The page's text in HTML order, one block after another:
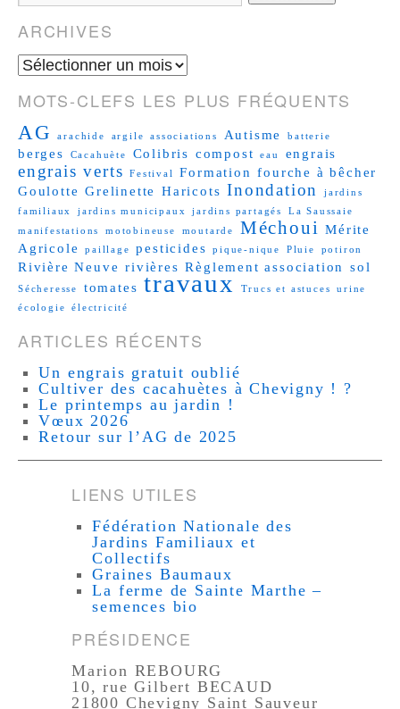
ARCHIVES
MOTS-CLEFS LES PLUS FRÉQUENTS
AG
arachide argile associations Autisme batterie
berges Cacahuète Colibris compost eau engrais
engrais verts Festival Formation fourche à bêcher
Goulotte Grelinette Haricots Inondation
jardins
familiaux
jardins municipaux jardins partagés
La Saussaie
manifestations
motobineuse moutarde Méchoui Mérite
Agricole
paillage pesticides pique-nique Pluie potiron
Rivière Neuve rivières Règlement association sol
Sécheresse tomates travaux Trucs et astuces
urine
écologie
électricité
ARTICLES RÉCENTS
Un engrais gratuit oublié
Cultiver des cacahuètes à Chevigny ! ?
Le printemps au jardin !
Vœux 2026
Retour sur l’AG de 2025
LIENS UTILES
Fédération Nationale des
Jardins Familiaux et
Collectifs
Graines Baumaux
La ferme de Sainte Marthe –
semences bio
PRÉSIDENCE
Marion REBOURG
10, rue Gilbert BECAUD
21800 Chevigny Saint Sauveur